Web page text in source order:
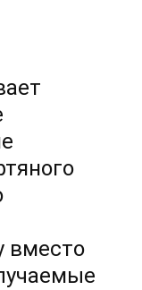
вместо